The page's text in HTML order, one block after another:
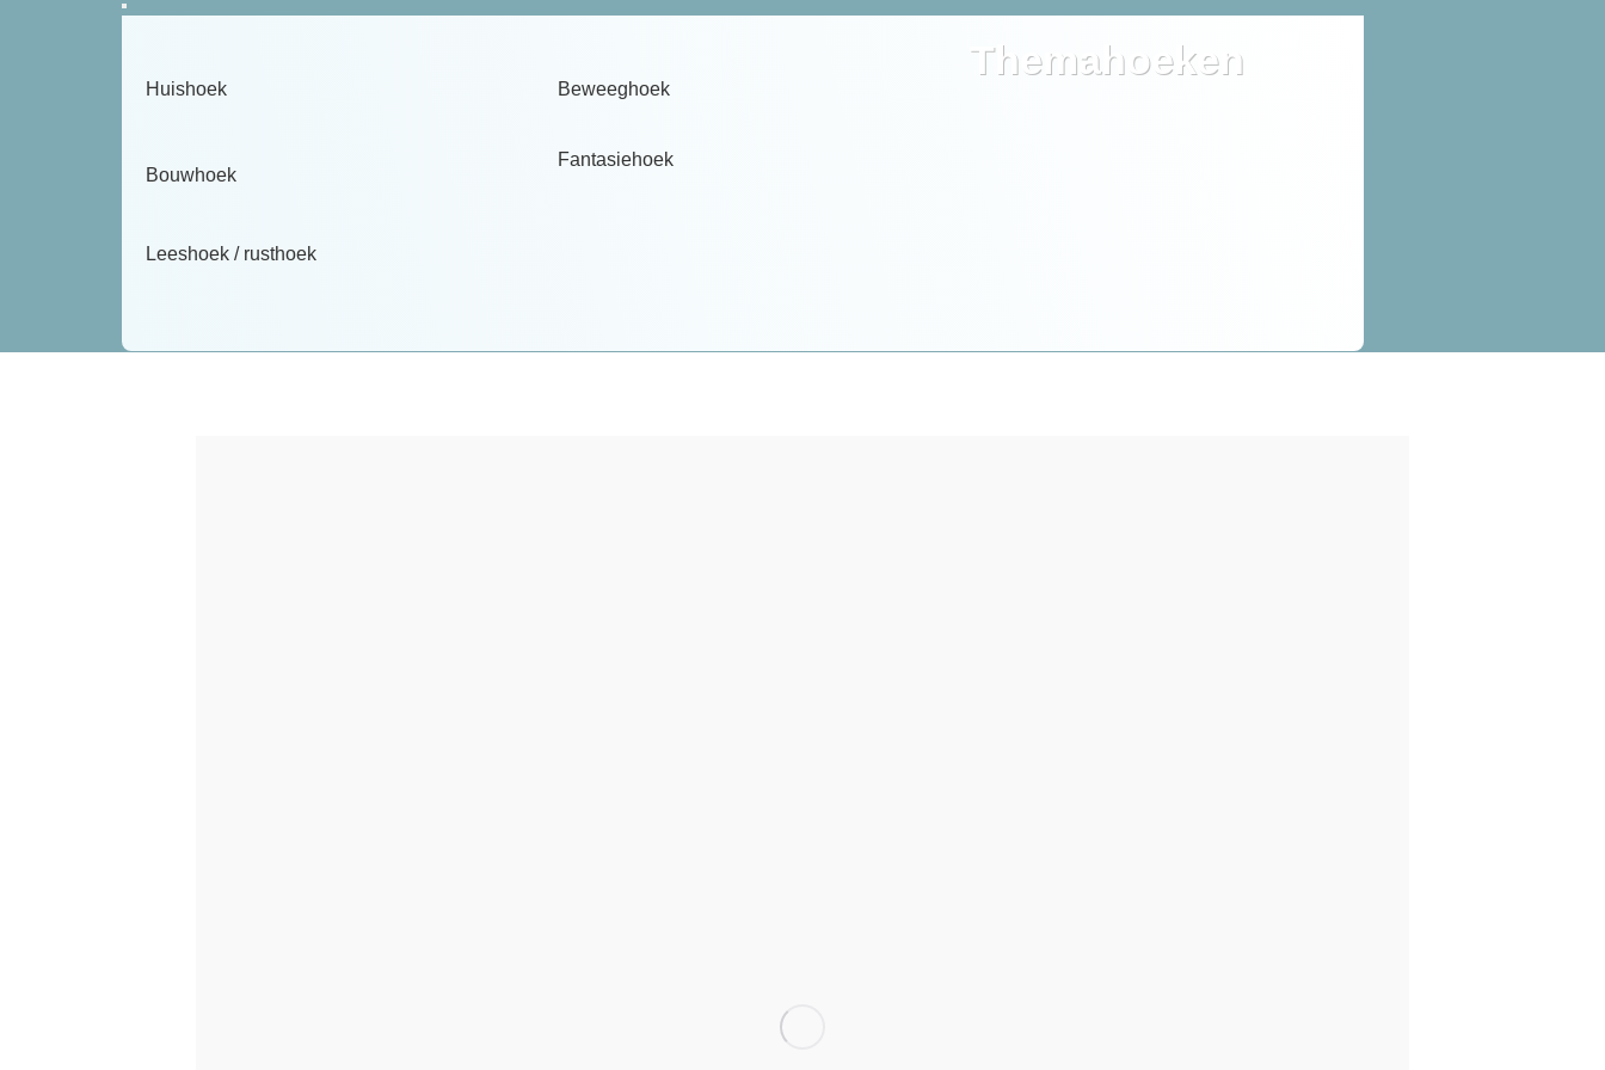
Huishoek
Bouwhoek
Leeshoek / rusthoek
Beweeghoek
Fantasiehoek
Themahoeken